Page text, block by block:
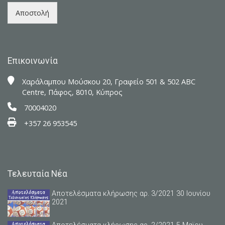
Αποστολή
Επικοινωνία
Xαράλαμπου Μούσκου 20, Γραφείο 501 & 502 ABC
Centre, Πάφος, 8010, Κύπρος
70004020
+357 26 953545
Τελευταία Νέα
Αποτελέσματα κλήρωσης αρ. 3/2021 30 Ιουνίου
2021